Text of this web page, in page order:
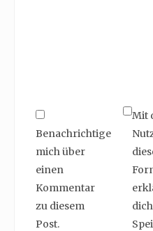
Benachrichtige
mich über
einen
Kommentar
zu diesem
Post.
Mit